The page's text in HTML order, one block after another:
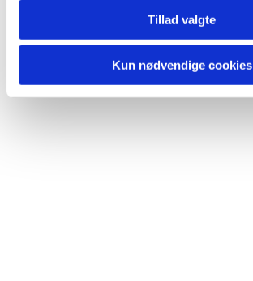
Tillad valgte
Kun nødvendige cookies